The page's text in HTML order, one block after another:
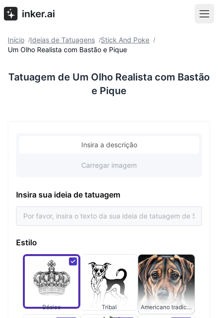
Início /Ideias de Tatuagens /Stick And Poke /
Um Olho Realista com Bastão e Pique
Tatuagem de Um Olho Realista com Bastão
e Pique
Insira a descrição
Carregar imagem
Insira sua ideia de tatuagem
Estilo
Básico Tribal Americano tradicional